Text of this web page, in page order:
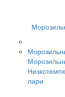
лари